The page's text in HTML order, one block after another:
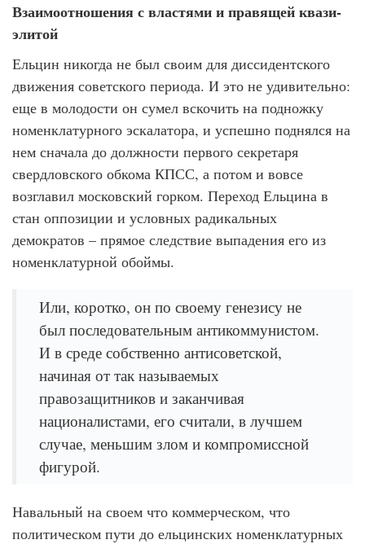
Взаимоотношения с властями и правящей квази-
элитой
Ельцин никогда не был своим для диссидентского
движения советского периода. И это не удивительно:
еще в молодости он сумел вскочить на подножку
номенклатурного эскалатора, и успешно поднялся на
нем сначала до должности первого секретаря
свердловского обкома КПСС, а потом и вовсе
возглавил московский горком. Переход Ельцина в
стан оппозиции и условных радикальных
демократов – прямое следствие выпадения его из
номенклатурной обоймы.
Или, коротко, он по своему генезису не
был последовательным антикоммунистом.
И в среде собственно антисоветской,
начиная от так называемых
правозащитников и заканчивая
националистами, его считали, в лучшем
случае, меньшим злом и компромиссной
фигурой.
Навальный на своем что коммерческом, что
политическом пути до ельцинских номенклатурных